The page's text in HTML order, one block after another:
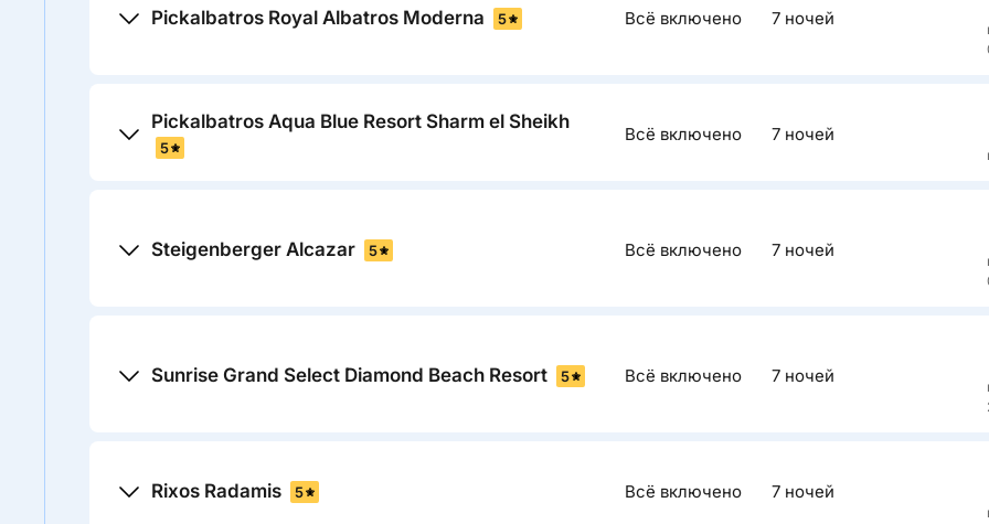
Pickalbatros Royal Albatros Moderna 5 Всё включено 7 ночей
Отель с
подходит
горками,
отеле
Pickalbatros Aqua Blue Resort Sharm el Sheikh
5
Всё включено 7 ночей
Хороший
пешком
есть
Steigenberger Alcazar 5 Всё включено 7 ночей
Sunrise Grand Select Diamond Beach Resort 5 Всё включено 7 ночей
Rixos Radamis 5 Всё включено 7 ночей